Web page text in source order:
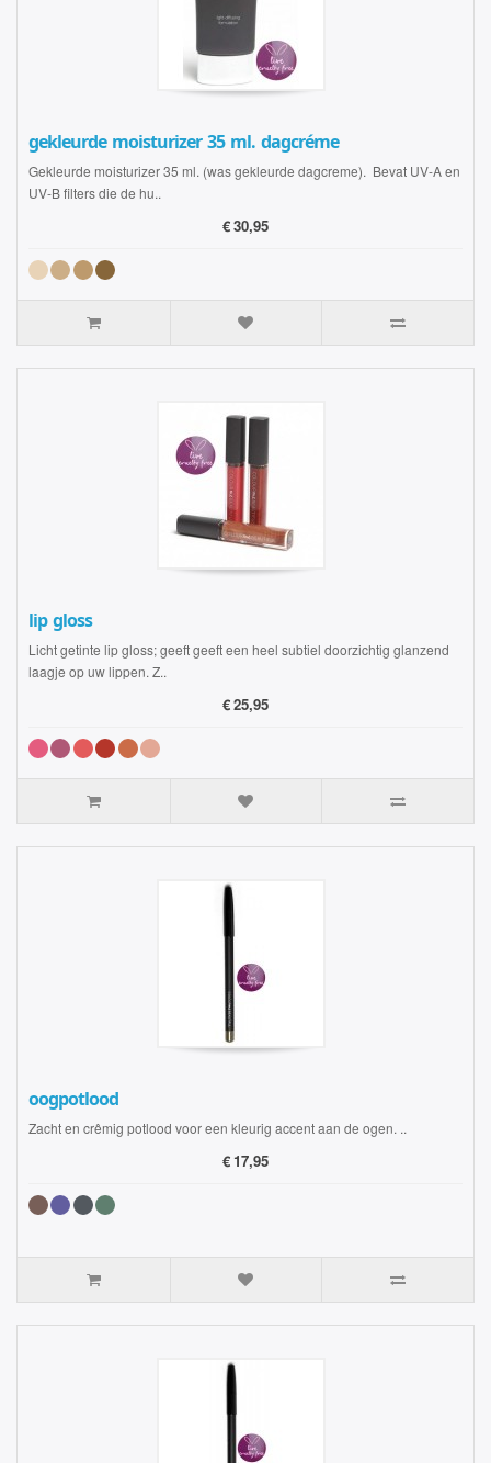
gekleurde moisturizer 35 ml. dagcréme
Gekleurde moisturizer 35 ml. (was gekleurde dagcreme). Bevat UV-A en
UV-B filters die de hu..
€ 30,95
lip gloss
Licht getinte lip gloss; geeft geeft een heel subtiel doorzichtig glanzend
laagje op uw lippen. Z..
€ 25,95
oogpotlood
Zacht en crêmig potlood voor een kleurig accent aan de ogen. ..
€ 17,95